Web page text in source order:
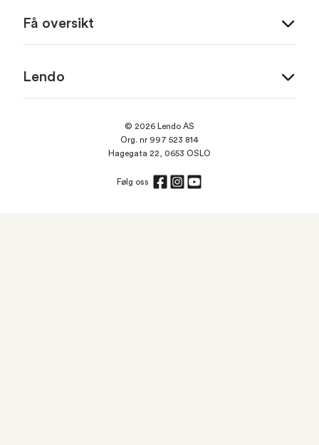
Få oversikt
Lendo
© 2026 Lendo AS
Org. nr 997 523 814
Hagegata 22, 0653 OSLO
Følg oss